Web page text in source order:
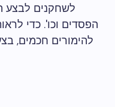
לשחקנים לבצע
הפסדים וכו'. כדי
להימורים חכמים,